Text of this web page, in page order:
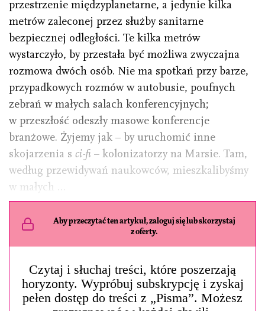
przestrzenie międzyplanetarne, a jedynie kilka
metrów zaleconej przez służby sanitarne
bezpiecznej odległości. Te kilka metrów
wystarczyło, by przestała być możliwa zwyczajna
rozmowa dwóch osób. Nie ma spotkań przy barze,
przypadkowych rozmów w autobusie, poufnych
zebrań w małych salach konferencyjnych;
w przeszłość odeszły masowe konferencje
branżowe. Żyjemy jak – by uruchomić inne
skojarzenia s ci-fi – kolonizatorzy na Marsie. Tam,
według przewidywań naukowców, mieszkalibyśmy
w małych …
Aby przeczytać ten artykuł, zaloguj się lub skorzystaj
z oferty.
Czytaj i słuchaj treści, które poszerzają
horyzonty. Wypróbuj subskrypcję i zyskaj
pełen dostęp do treści z „Pisma”. Możesz